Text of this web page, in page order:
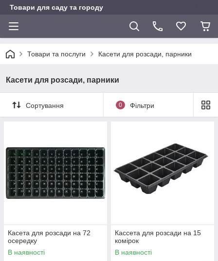
Товари для саду та городу
Товари та послуги Касети для розсади, парники
Касети для розсади, парники
Сортування 0 Фільтри
Касета для розсади на 72
осередку
В наявності
Кассета для розсади на 15
комірок
В наявності